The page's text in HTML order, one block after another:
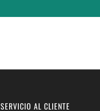
SERVICIO AL CLIENTE